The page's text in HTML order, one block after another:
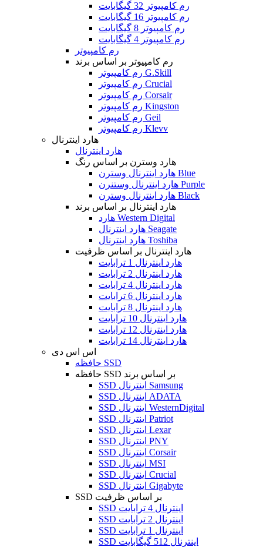
رم کامپیوتر 32 گیگابایت
رم کامپیوتر 16 گیگابایت
رم کامپیوتر 8 گیگابایت
رم کامپیوتر 4 گیگابایت
رم کامپیوتر
رم کامپیوتر بر اساس برند
رم کامپیوتر G.Skill
رم کامپیوتر Crucial
رم کامپیوتر Corsair
رم کامپیوتر Kingston
رم کامپیوتر Geil
رم کامپیوتر Klevv
هارد اینترنال
هارد اینترنال
هارد وسترن بر اساس رنگ
هارد اینترنال وسترن Blue
هارد اینترنال وستنرن Purple
هارد اینترنال وسترن Black
هارد اینترنال بر اساس برند
هارد Western Digital
هارد اینترنال Seagate
هارد اینترنال Toshiba
هارد اینترنال بر اساس ظرفیت
هارد اینترنال 1 ترابایت
هارد اینترنال 2 ترابایت
هارد اینترنال 4 ترابایت
هارد اینترنال 6 ترابایت
هارد اینترنال 8 ترابایت
هارد اینترنال 10 ترابایت
هارد اینترنال 12 ترابایت
هارد اینترنال 14 ترابایت
اس اس دی
حافظه SSD
حافظه SSD بر اساس برند
SSD اینترنال Samsung
SSD اینترنال ADATA
SSD اینترنال WesternDigital
SSD اینترنال Patriot
SSD اینترنال Lexar
SSD اینترنال PNY
SSD اینترنال Corsair
SSD اینترنال MSI
SSD اینترنال Crucial
SSD اینترنال Gigabyte
SSD بر اساس ظرفیت
SSD اینترنال 4 ترابایت
SSD اینترنال 2 ترابایت
SSD اینترنال 1 ترابایت
SSD اینترنال 512 گیگابایت